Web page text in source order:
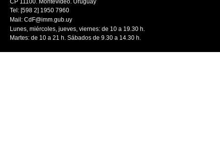
CP 11100. Montevideo. Uruguay
Tel: [598 2] 1950 7960
Mail: CdF@imm.gub.uy
Lunes, miércoles, jueves, viernes: de 10 a 19.30 h.
Martes: de 10 a 21 h. Sábados de 9.30 a 14.30 h.